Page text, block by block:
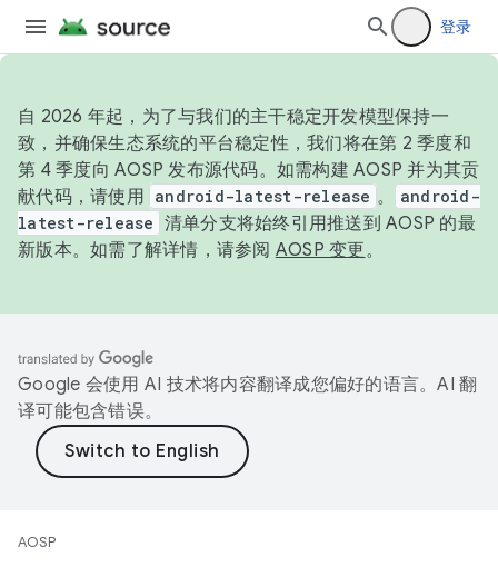
登录
自 2026 年起，为了与我们的主干稳定开发模型保持一
致，并确保生态系统的平台稳定性，我们将在第 2 季度和
第 4 季度向 AOSP 发布源代码。如需构建 AOSP 并为其贡
献代码，请使用 android-latest-release 。
android-
latest-release 清单分支将始终引用推送到 AOSP 的最
新版本。如需了解详情，请参阅 AOSP 变更。
Google 会使用 AI 技术将内容翻译成您偏好的语言。AI 翻
译可能包含错误。
AOSP